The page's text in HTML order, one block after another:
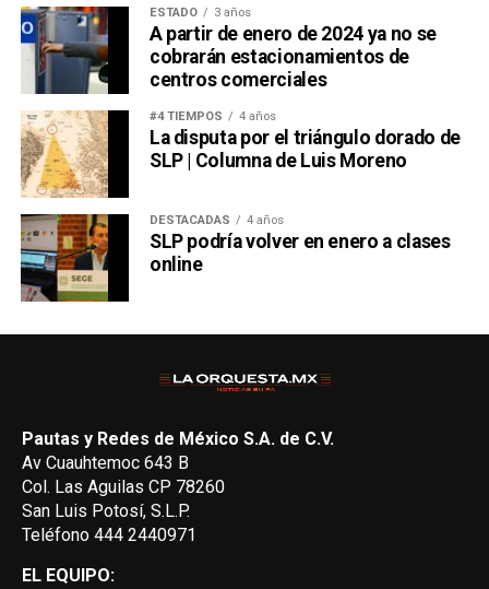
ESTADO 3 años
A partir de enero de 2024 ya no se
cobrarán estacionamientos de
centros comerciales
#4 TIEMPOS 4 años
La disputa por el triángulo dorado de
SLP | Columna de Luis Moreno
DESTACADAS 4 años
SLP podría volver en enero a clases
online
Pautas y Redes de México S.A. de C.V.
Av Cuauhtemoc 643 B
Col. Las Aguilas CP 78260
San Luis Potosí, S.L.P.
Teléfono 444 2440971
EL EQUIPO: